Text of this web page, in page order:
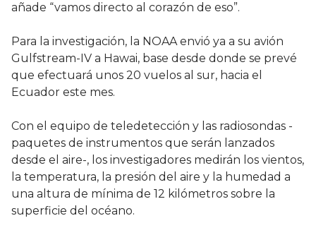
añade “vamos directo al corazón de eso”.
Para la investigación, la NOAA envió ya a su avión
Gulfstream-IV a Hawai, base desde donde se prevé
que efectuará unos 20 vuelos al sur, hacia el
Ecuador este mes.
Con el equipo de teledetección y las radiosondas -
paquetes de instrumentos que serán lanzados
desde el aire-, los investigadores medirán los vientos,
la temperatura, la presión del aire y la humedad a
una altura de mínima de 12 kilómetros sobre la
superficie del océano.